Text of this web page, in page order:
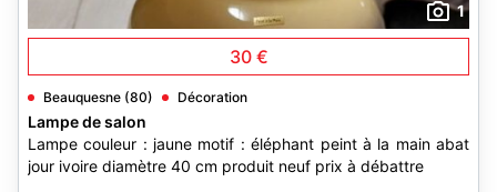
1
30 €
Beauquesne (80) Décoration
Lampe de salon
Lampe couleur : jaune motif : éléphant peint à la main abat
jour ivoire diamètre 40 cm produit neuf prix à débattre